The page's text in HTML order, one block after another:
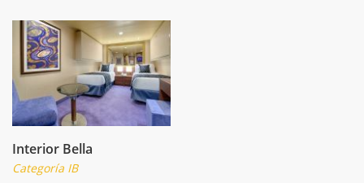
Interior Bella
Categoría IB